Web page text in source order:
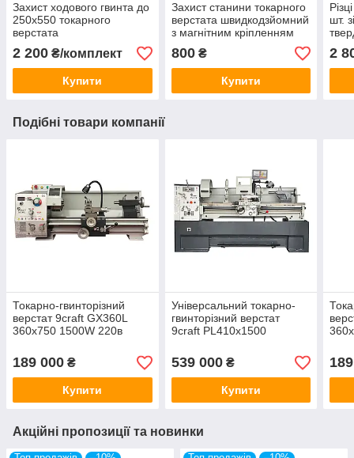
Захист ходового гвинта до
250x550 токарного
верстата
2 200 ₴/комплект
Купити
Захист станини токарного
верстата швидкодзйомний
з магнітним кріпленням
500 мм (гармошка).
800₴
Купити
шт.
2
Подібні товари компанії
Токарно-гвинторізний
верстат 9craft GX360L
360x750 1500W 220в
189 000 ₴
Купити
Універсальний токарно-
гвинторізний верстат
9craft PL410х1500
539 000₴
Купити
Акційні пропозиції та новинки